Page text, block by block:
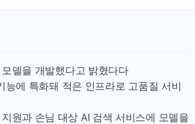
[인도증시] 중동 긴장 완화에
러, 1인칭시점 드론으로 우
[베트남 증시] 지수 하락 속
델을 개발했다고 밝혔다다
능에 특화돼 적은 인프라로 고품질 서비
원과 손님 대상 AI 검색 서비스에 모델을